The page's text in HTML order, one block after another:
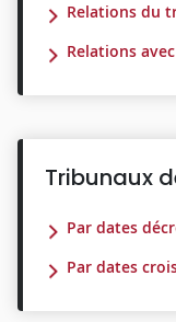
Relations du
Relations
Tribunaux
Par dates
Par dates